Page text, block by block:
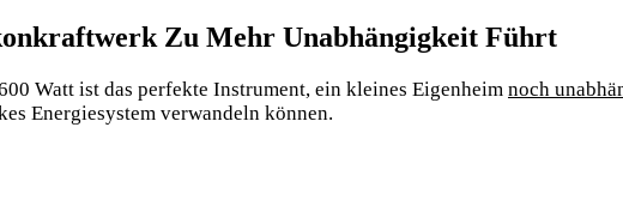
Zu Mehr Unabhängigkeit Führt
Watt ist das perfekte Instrument, ein kleines Eigenheim noch
Energiesystem verwandeln können.